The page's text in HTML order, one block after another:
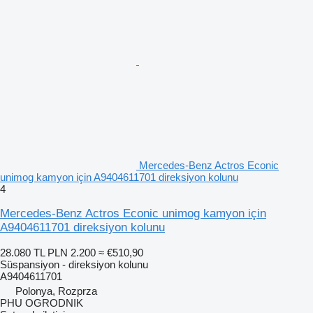
Mercedes-Benz Actros Econic
unimog kamyon için A9404611701 direksiyon kolunu
4
Mercedes-Benz Actros Econic unimog kamyon için
A9404611701 direksiyon kolunu
28.080 TL PLN 2.200 ≈ €510,90
Süspansiyon - direksiyon kolunu
A9404611701
Polonya, Rozprza
PHU OGRODNIK